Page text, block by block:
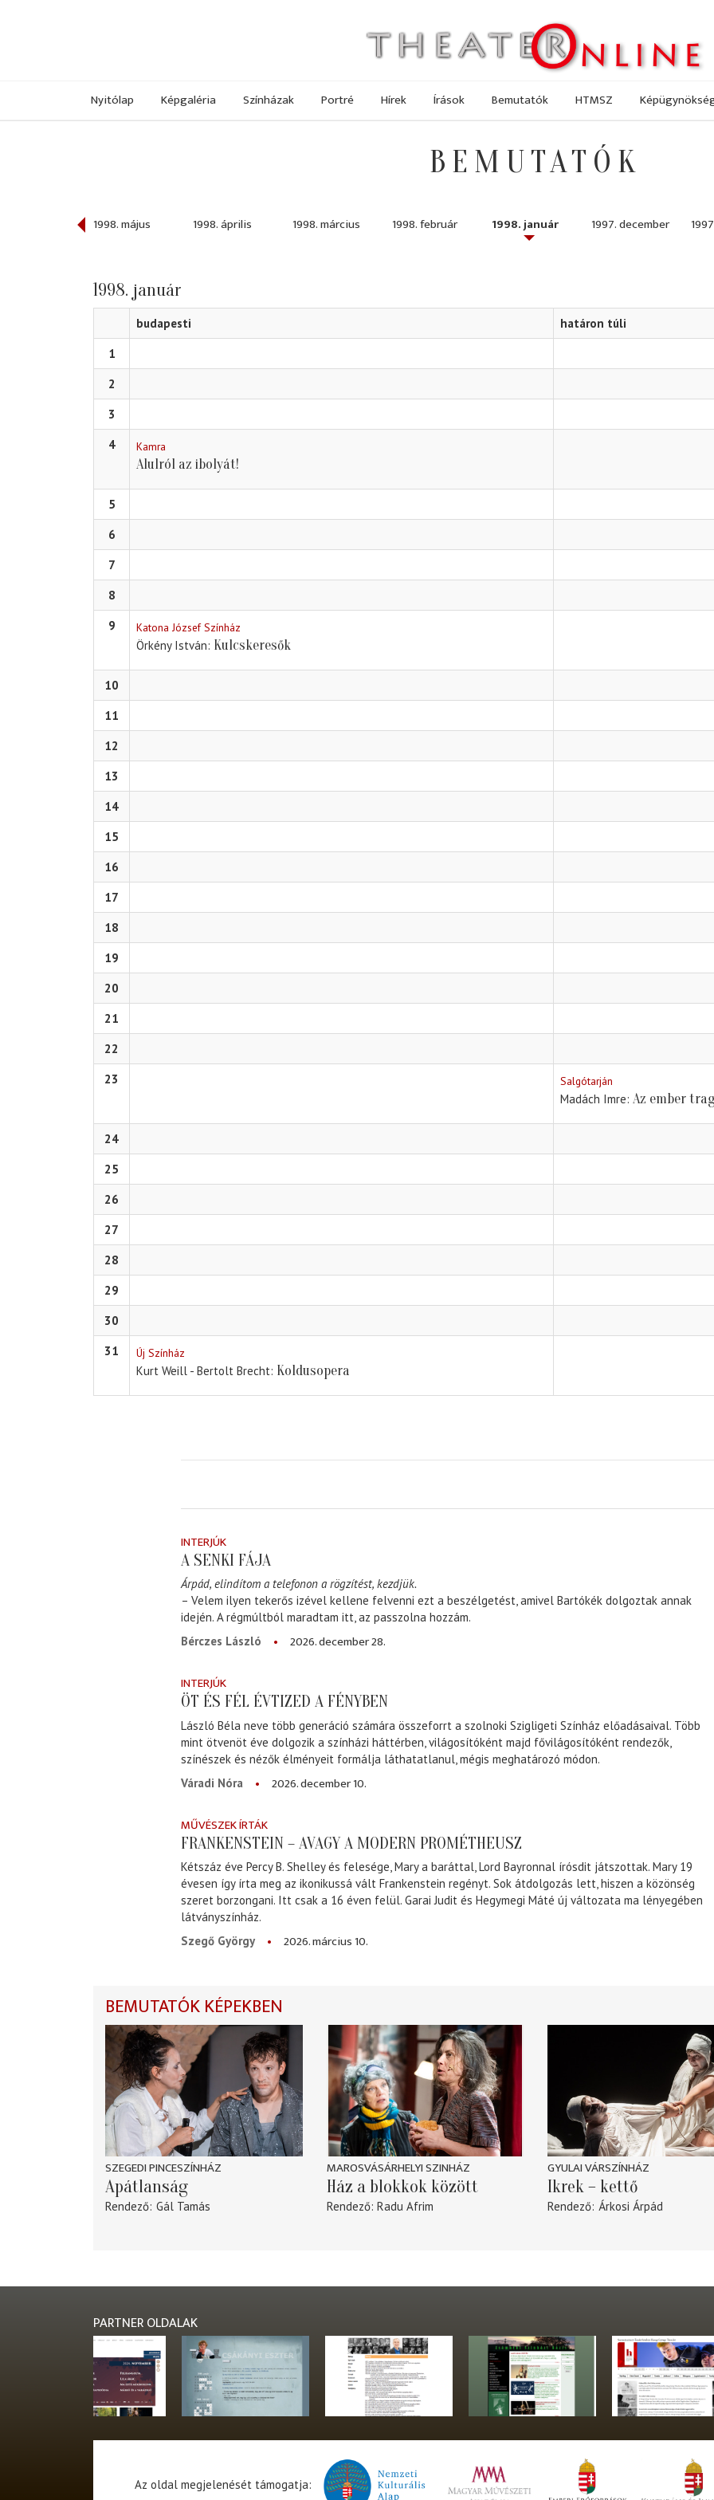
Nyitólap Képgaléria Színházak Portré Hírek Írások Bemutatók HTMSZ
BEMUTATÓK
1998. május 1998. április 1998. március 1998. február 1998. január 1997. december
1998. január
budapesti
határon túli
1
2
3
4
Kamra
Alulról az ibolyát!
5
6
7
8
9
Katona József Színház
Örkény István Kulcskeresők
10
11
12
13
14
15
16
17
18
19
20
21
22
23
Salgótarján
Madách Imre Az ember
24
25
26
27
28
29
30
31
Új Színház
Kurt Weill - Bertolt Brecht Koldusopera
INTERJÚK
A SENKI FÁJA
Árpád, elindítom a telefonon a rögzítést, kezdjük.
– Velem ilyen tekerős izével kellene felvenni ezt a beszélgetést, amivel Bartókék dolgoztak annak
idején. A régmúltból maradtam itt, az passzolna hozzám.
Bérczes László
2026. december 28.
INTERJÚK
ÖT ÉS FÉL ÉVTIZED A FÉNYBEN
László Béla neve több generáció számára összeforrt a szolnoki Szigligeti Színház előadásaival. Több
mint ötvenöt éve dolgozik a színházi háttérben, világosítóként majd fővilágosítóként rendezők,
színészek és nézők élményeit formálja láthatatlanul, mégis meghatározó módon.
Váradi Nóra
2026. december 10.
MŰVÉSZEK ÍRTÁK
FRANKENSTEIN – AVAGY A MODERN PROMÉTHEUSZ
Kétszáz éve Percy B. Shelley és felesége, Mary a baráttal, Lord Bayronnal írósdit játszottak. Mary 19
évesen így írta meg az ikonikussá vált Frankenstein regényt. Sok átdolgozás lett, hiszen a közönség
szeret borzongani. Itt csak a 16 éven felül. Garai Judit és Hegymegi Máté új változata ma lényegében
látványszínház.
Szegő György
2026. március 10.
BEMUTATÓK KÉPEKBEN
SZEGEDI PINCESZÍNHÁZ
Apátlanság
Rendező Gál Tamás
MAROSVÁSÁRHELYI SZINHÁZ
Ház a blokkok között
Rendező Radu Afrim
GYULAI VÁRSZÍNHÁZ
Ikrek – kettő
Rendező Árkosi Árpád
PARTNER OLDALAK
Az oldal megjelenését támogatja: